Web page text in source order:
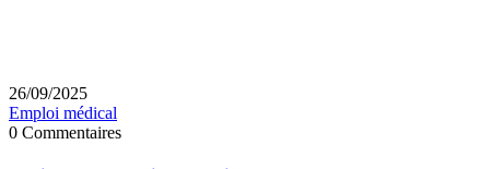
26/09/2025
Emploi médical
0 Commentaires